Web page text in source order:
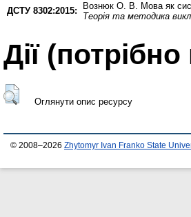
ДСТУ 8302:2015:
Вознюк О. В. Мова як
Теорія та методика
Дії ​​(потрібно
Оглянути опис ресурсу
© 2008–2026 Zhytomyr Ivan Franko State